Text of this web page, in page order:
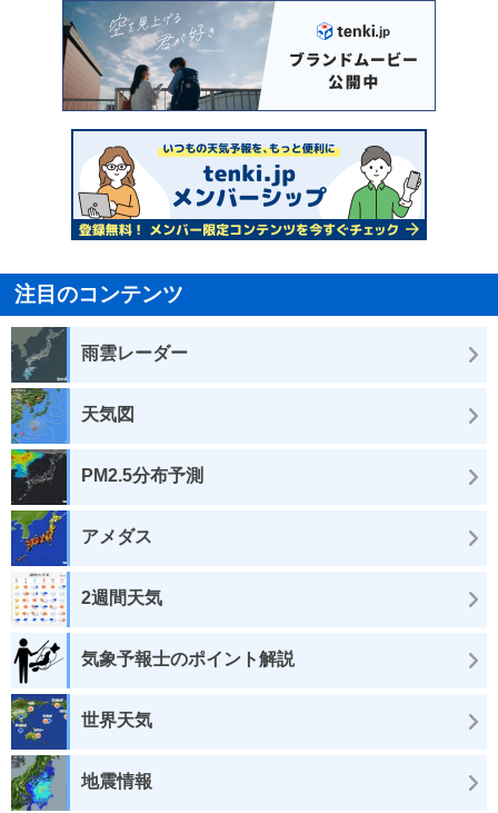
注目のコンテンツ
雨雲レーダー
天気図
PM2.5分布予測
アメダス
2週間天気
気象予報士のポイント解説
世界天気
地震情報